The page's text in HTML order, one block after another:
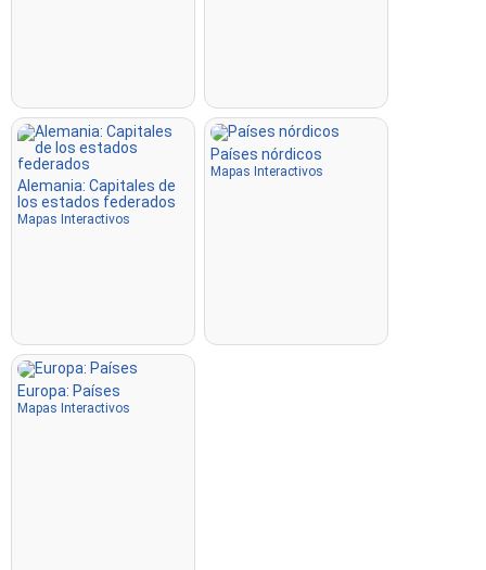
Alemania: Capitales de
los estados federados
Mapas Interactivos
Países nórdicos
Mapas Interactivos
Europa: Países
Mapas Interactivos